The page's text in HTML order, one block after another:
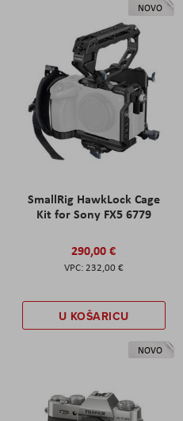
NOVO
SmallRig HawkLock Cage
Kit for Sony FX5 6779
290,00 €
232,00 €
U KOŠARICU
NOVO